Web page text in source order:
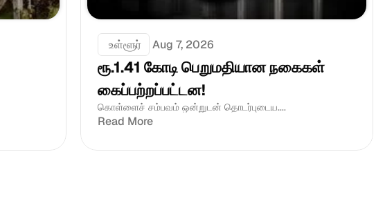
உள்ளூர் Aug 7, 2026
ரூ.1.41 கோடி பெறுமதியான நகைகள்
கைப்பற்றப்பட்டன!
கொள்ளைச் சம்பவம் ஒன்றுடன் தொடர்புடைய....
Read More